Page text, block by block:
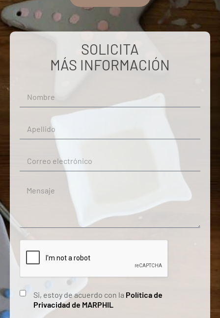
SOLICITA
MÁS INFORMACIÓN
Si, estoy de acuerdo con la Política de
Privacidad de MARPHIL